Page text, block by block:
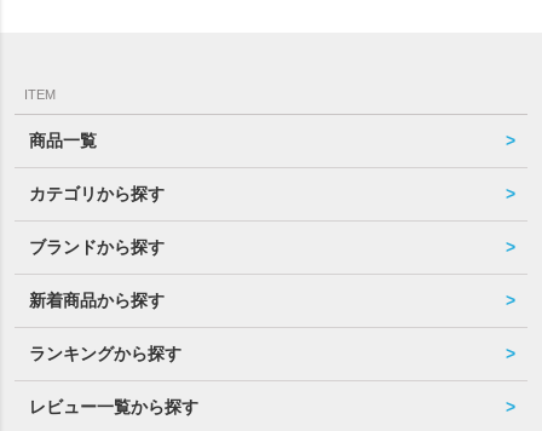
ITEM
商品一覧
カテゴリから探す
ブランドから探す
新着商品から探す
ランキングから探す
レビュー一覧から探す